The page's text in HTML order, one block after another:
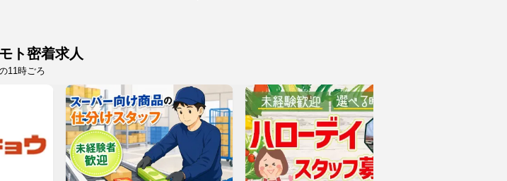
ト密着求人
11時ごろ